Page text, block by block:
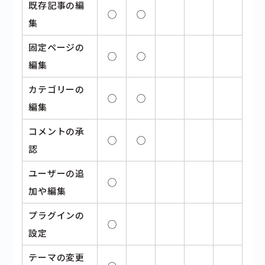
既存記事の編
集
◯ ◯
固定ページの
編集
◯ ◯
カテゴリーの
編集
◯ ◯
コメントの承
認
◯ ◯
ユーザーの追
加や編集
◯
プラグインの
設定
◯
テーマの変更